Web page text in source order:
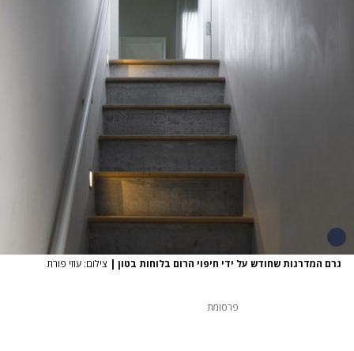
גרם המדרגות שחודש על ידי חיפוי הרום בלוחות בטון | צילום: עוזי פורת
פרסומת